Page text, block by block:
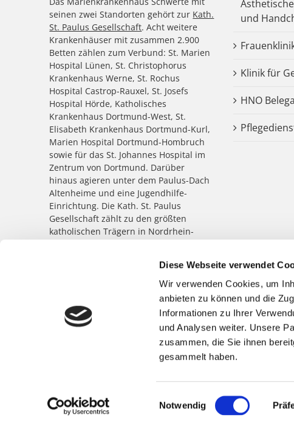
Diese Webseite verwendet
Wir verwenden Cookies, um
anbieten zu können und die
Informationen zu Ihrer
und Analysen weiter. Unsere
zusammen, die Sie ihnen
gesammelt haben.
Einwilligungsauswahl
Notwendig
seinen zwei Standorten gehört zur Kath.
St. Paulus Gesellschaft. Acht weitere
Krankenhäuser mit zusammen 2.900
Betten zählen zum Verbund: St. Marien
Hospital Lünen, St. Christophorus
Krankenhaus Werne, St. Rochus
Hospital Castrop-Rauxel, St. Josefs
Hospital Hörde, Katholisches
Krankenhaus Dortmund-West, St.
Elisabeth Krankenhaus Dortmund-Kurl,
Marien Hospital Dortmund-Hombruch
sowie für das St. Johannes Hospital im
Zentrum von Dortmund. Darüber
hinaus agieren unter dem Paulus-Dach
Altenheime und eine Jugendhilfe-
Einrichtung. Die Kath. St. Paulus
Gesellschaft zählt zu den größten
katholischen Trägern in Nordrhein-
anvertrauten Patient:innen,
Bewohner:innen, Kinder und
und
Klinik für
HNO
© Marienkrankenhaus Schwerte |Impressum| Datenschutz